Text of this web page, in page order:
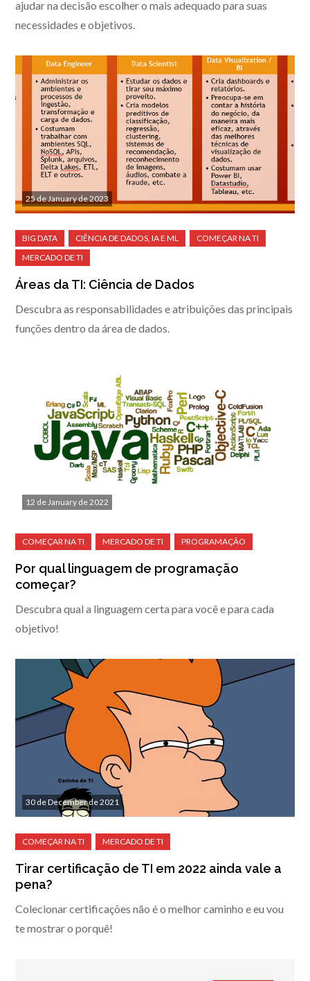
ajudar na decisão escolher o mais adequado para suas
necessidades e objetivos.
25 de January de 2023
Áreas da TI: Ciência de Dados
Descubra as responsabilidades e atribuições das principais
funções dentro da área de dados.
12 de January de 2022
Por qual linguagem de programação
começar?
Descubra qual a linguagem certa para você e para cada
objetivo!
30 de December de 2021
Tirar certificação de TI em 2022 ainda vale a
pena?
Colecionar certificações não é o melhor caminho e eu vou
te mostrar o porquê!